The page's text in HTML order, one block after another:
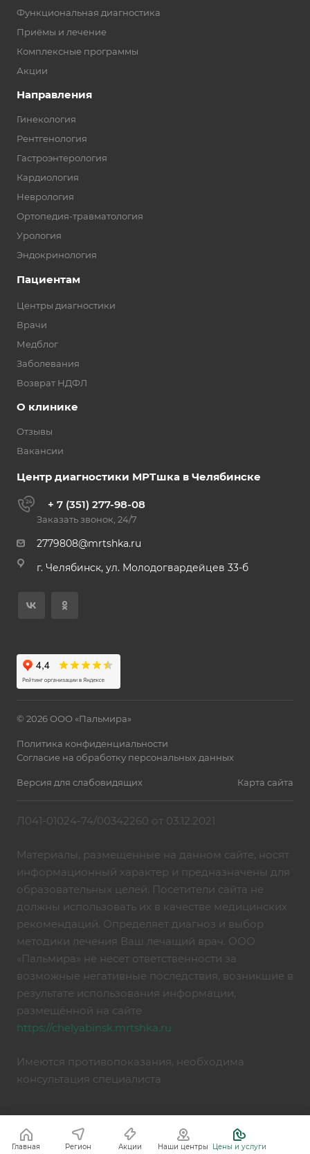
Функциональная диагностика
Приёмы и лечение
Комплексные программы
Акции
Направления
Гинекология
Рентгенология
Гастроэнтерология
Кардиология
Неврология
Ортопедия-травматология
Урология
Эндокринология
Пациентам
Центры диагностики
Врачи
Медблог
Заболевания
Возврат НДФЛ
О клинике
Отзывы
Вакансии
Центр диагностики МРТшка в Челябинске
+ 7 (351) 277-98-08
Заказать звонок, 24/7
2779808@mrtshka.ru
г. Челябинск, ул. Молодогвардейцев 33-б
© 2026 ООО «Пальмира»
Политика конфиденциальности
Согласие на обработку персональных данных
Версия для слабовидящих Карта сайта
Л041-01024-74/00342260 от 03.12.2021
Материалы, размещенные на данном сайте, носят
информационный характер и предназначены для
образовательных целей. Посетители сайта не
должны использовать их в качестве медицинских
рекомендаций. Определяет диагноз и выбор
методики лечения Ваш лечащий врач. ООО
«Пальмира» не несет ответственности за
возможные негативные последствия, возникшие в
результате использования информации,
размещённой на сайте
https://chelyabinsk.mrtshka.ru
Имеются противопоказания, необходима
консультация специалиста
Главная Регион Акции Наши центры Цены и услуги